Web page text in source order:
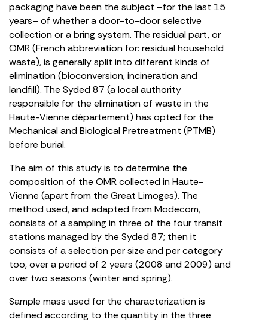
packaging have been the subject –for the last 15
years– of whether a door-to-door selective
collection or a bring system. The residual part, or
OMR (French abbreviation for: residual household
waste), is generally split into different kinds of
elimination (bioconversion, incineration and
landfill). The Syded 87 (a local authority
responsible for the elimination of waste in the
Haute-Vienne département) has opted for the
Mechanical and Biological Pretreatment (PTMB)
before burial.
The aim of this study is to determine the
composition of the OMR collected in Haute-
Vienne (apart from the Great Limoges). The
method used, and adapted from Modecom,
consists of a sampling in three of the four transit
stations managed by the Syded 87; then it
consists of a selection per size and per category
too, over a period of 2 years (2008 and 2009) and
over two seasons (winter and spring).
Sample mass used for the characterization is
defined according to the quantity in the three